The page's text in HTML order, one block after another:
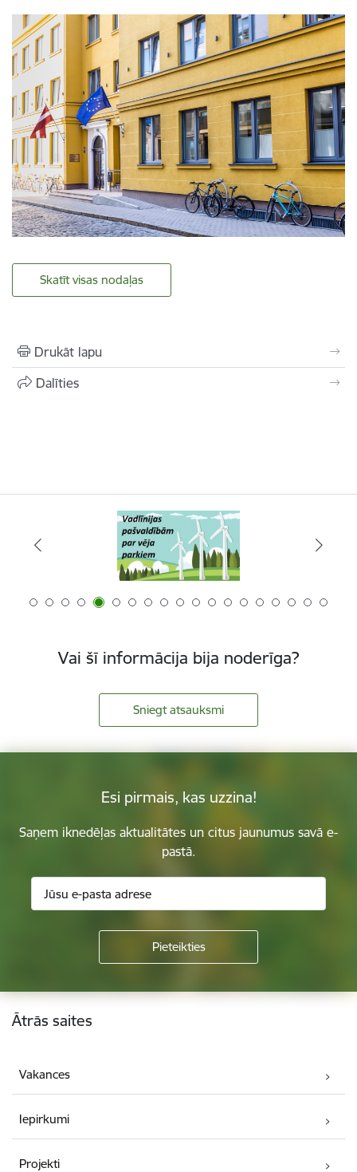
Skatīt visas nodaļas
Drukāt lapu
Dalīties
Vai šī informācija bija noderīga?
Sniegt atsauksmi
Esi pirmais, kas uzzina!
Saņem iknedēļas aktualitātes un citus jaunumus savā e-
pastā.
Kājene
Ātrās saites
Vakances
Iepirkumi
Projekti